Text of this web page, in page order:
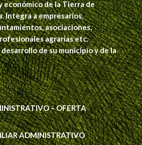
económico de la Tierra de
Integra a empresarios,
asociaciones,
agrarias etc.
de su municipio y de la
– OFERTA
ADMINISTRATIVO